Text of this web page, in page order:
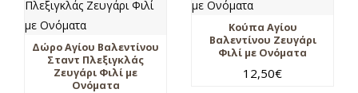
Δώρο Αγίου Βαλεντίνου
Σταντ Πλεξιγκλάς
Ζευγάρι Φιλί με
Ονόματα
Κούπα Αγίου
Βαλεντίνου Ζευγάρι
Φιλί με Ονόματα
12,50€